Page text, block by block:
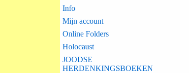
Info
Mijn account
Online Folders
Holocaust
JOODSE
HERDENKINGSBOEKEN